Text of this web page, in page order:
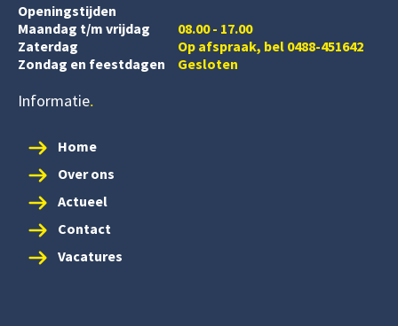
Openingstijden
Maandag t/m vrijdag
08.00 - 17.00
Zaterdag
Op afspraak, bel 0488-451642
Zondag en feestdagen
Gesloten
Informatie
Home
Over ons
Actueel
Contact
Vacatures